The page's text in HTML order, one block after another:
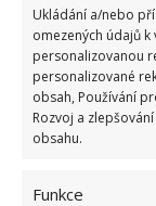
Ukládání a/nebo
omezených údajů
personalizovanou
personalizované
obsah, Používání
Rozvoj a
obsahu.
Funkce